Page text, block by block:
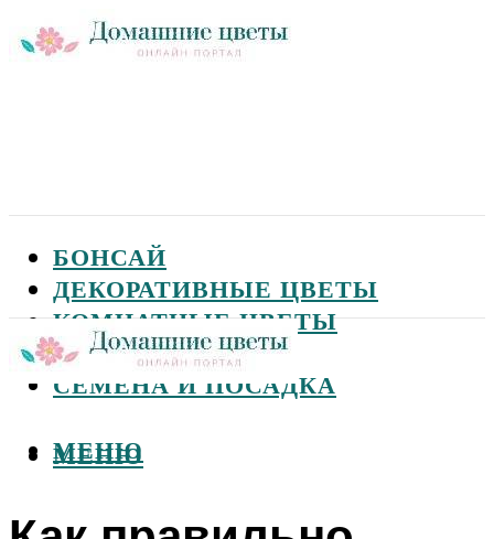
БОНСАЙ
ДЕКОРАТИВНЫЕ ЦВЕТЫ
КОМНАТНЫЕ ЦВЕТЫ
САДОВЫЕ ЦВЕТЫ
СЕМЕНА И ПОСАДКА
МЕНЮ
МЕНЮ